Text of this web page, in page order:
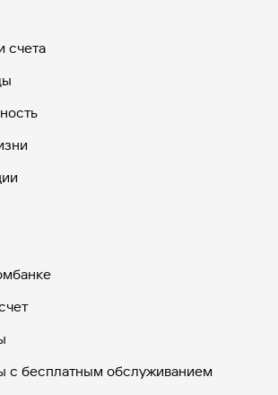
счета
с бесплатным обслуживанием